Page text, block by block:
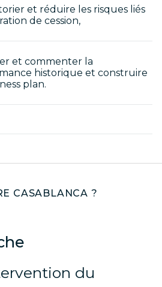
et réduire les risques liés
de cession,
et commenter la
historique et construire
plan.
CASABLANCA ?
du